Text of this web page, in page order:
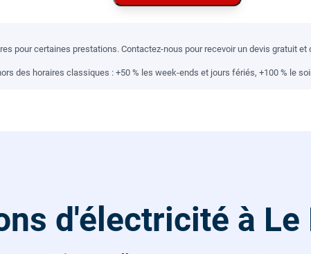
pour certaines prestations. Contactez-nous pour recevoir un devis gratuit
des horaires classiques : +50 % les week-ends et jours fériés, +100 % le
d'électricité à Le